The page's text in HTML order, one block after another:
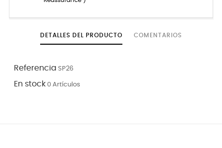
DETALLES DEL PRODUCTO COMENTARIOS
Referencia SP26
En stock 0 Artículos